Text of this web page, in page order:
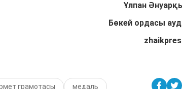
Ұлпан
Бөкей ордасы
грамотасы медаль